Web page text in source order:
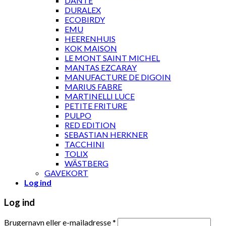
DURALEX
ECOBIRDY
EMU
HEERENHUIS
KOK MAISON
LE MONT SAINT MICHEL
MANTAS EZCARAY
MANUFACTURE DE DIGOIN
MARIUS FABRE
MARTINELLI LUCE
PETITE FRITURE
PULPO
RED EDITION
SEBASTIAN HERKNER
TACCHINI
TOLIX
WÄSTBERG
GAVEKORT
Log ind
Log ind
Brugernavn eller e-mailadresse*